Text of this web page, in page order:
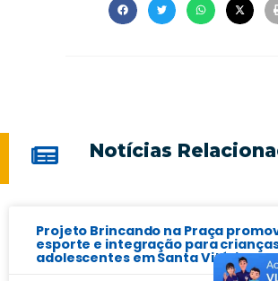
Notícias
Projeto Brincando na Praça
esporte e integração para
adolescentes em Santa Vitória